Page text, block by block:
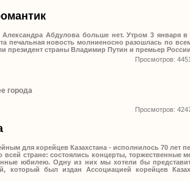
Александра Абдулова больше нет. Утром 3 января
печальная новость молниеносно разошлась по
президент страны Владимир Путин и премьер
Просмотров:
города
Просмотров:
для корейцев Казахстана - исполнилось 70 лет
всей стране: состоялись концерты, торжественные
юбилею. Одну из них мы хотели бы
который был издан Ассоциацией корейцев